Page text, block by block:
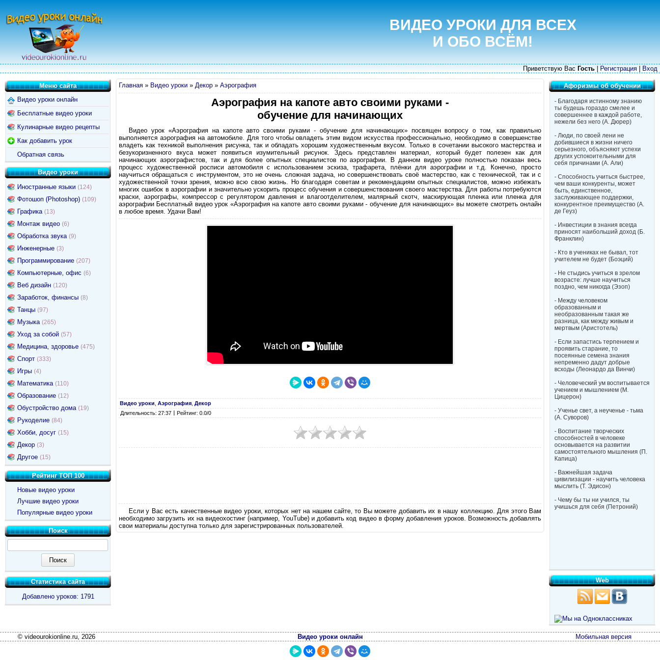
ВИДЕО УРОКИ ДЛЯ ВСЕХ
И ОБО ВСЁМ!
Приветствую Вас Гость Регистрация Вход
Главная » Видео уроки » Декор » Аэрография
Аэрография на капоте авто своими руками -
обучение для начинающих
Видео урок «Аэрография на капоте авто своими руками - обучение для начинающих» посвящен вопросу о том, как правильно
выполняется аэрография на автомобиле. Для того чтобы овладеть этим видом искусства профессионально, необходимо в совершенстве
владеть как техникой выполнения рисунка, так и обладать хорошим художественным вкусом. Только в сочетании высокого мастерства и
безукоризненного вкуса может появиться изумительный рисунок. Здесь представлен материал, который будет полезен как для
начинающих аэрографистов, так и для более опытных специалистов по аэрографии. В данном видео уроке полностью показан весь
процесс художественной росписи автомобиля с использованием эскиза, трафарета, плёнки для аэрографии и т.д. Конечно, просто
научиться обращаться с инструментом, это не очень сложная задача, но совершенствовать своё мастерство, как с технической, так и с
художественной точки зрения, можно всю свою жизнь. Но благодаря советам и рекомендациям опытных специалистов, можно избежать
многих ошибок в аэрографии и значительно ускорить процесс обучения и совершенствования своего мастерства. Для работы потребуются
краски, аэрографы, компрессор с регулятором давления и влагоотделителем, малярный скотч, маскирующая пленка или пленка для
аэрографии Бесплатный видео урок «Аэрография на капоте авто своими руками - обучение для начинающих» вы можете смотреть онлайн
в любое время. Удачи Вам!
Видео уроки Аэрография Декор
Длительность: 27:37
Рейтинг: 0.0/0
Если у Вас есть качественные видео уроки, которых нет на нашем сайте, то Вы можете добавить их в нашу коллекцию. Для этого Вам
необходимо загрузить их на видеохостинг (например, YouTube) и добавить код видео в форму добавления уроков. Возможность добавлять
свои материалы доступна только для зарегистрированных пользователей.
Меню сайта
Видео уроки онлайн
Бесплатные видео уроки
Кулинарные видео рецепты
Как добавить урок
Обратная связь
Видео уроки
Иностранные языки (124)
Фотошоп (Photoshop) (109)
Графика (13)
Монтаж видео (6)
Обработка звука (9)
Инженерные (3)
Программирование (207)
Компьютерные, офис (6)
Веб дизайн (120)
Заработок, финансы (8)
Танцы (97)
Музыка (265)
Уход за собой (57)
Медицина, здоровье (475)
Спорт (333)
Игры (4)
Математика (110)
Образование (12)
Обустройство дома (19)
Рукоделие (84)
Хобби, досуг (15)
Декор (3)
Другое (15)
Рейтинг ТОП 100
Новые видео уроки
Лучшие видео уроки
Популярные видео уроки
Поиск
Статистика сайта
Добавлено уроков: 1791
Афоризмы об обучении
- Благодаря истинному знанию
ты будешь гораздо смелее и
совершеннее в каждой работе,
нежели без него (А. Дюрер)
- Люди, по своей лени не
добившиеся в жизни ничего
серьезного, объясняют успехи
других успокоительными для
себя причинами (А. Али)
- Способность учиться быстрее,
чем ваши конкуренты, может
быть, единственное,
заслуживающее поддержки,
конкурентное преимущество (А.
де Геуз)
- Инвестиции в знания всегда
приносят наибольший доход (Б.
Франклин)
- Кто в учениках не бывал, тот
учителем не будет (Боэций)
- Не стыдись учиться в зрелом
возрасте: лучше научиться
поздно, чем никогда (Эзоп)
- Между человеком
образованным и
необразованным такая же
разница, как между живым и
мертвым (Аристотель)
- Если запастись терпением и
проявить старание, то
посеянные семена знания
непременно дадут добрые
всходы (Леонардо да Винчи)
- Человеческий ум воспитывается
учением и мышлением (М.
Цицерон)
- Ученье свет, а неученье - тьма
(А. Суворов)
- Воспитание творческих
способностей в человеке
основывается на развитии
самостоятельного мышления (П.
Капица)
- Важнейшая задача
цивилизации - научить человека
мыслить (Т. Эдисон)
- Чему бы ты ни учился, ты
учишься для себя (Петроний)
Web
© videourokionline.ru, 2026 Мобильная версия
Видео уроки онлайн